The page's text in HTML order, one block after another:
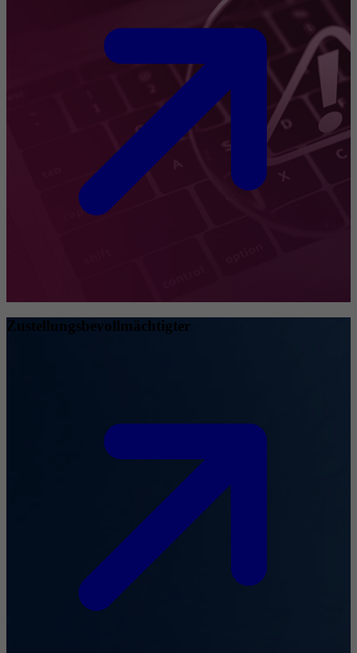
Zustellungsbevollmächtigter